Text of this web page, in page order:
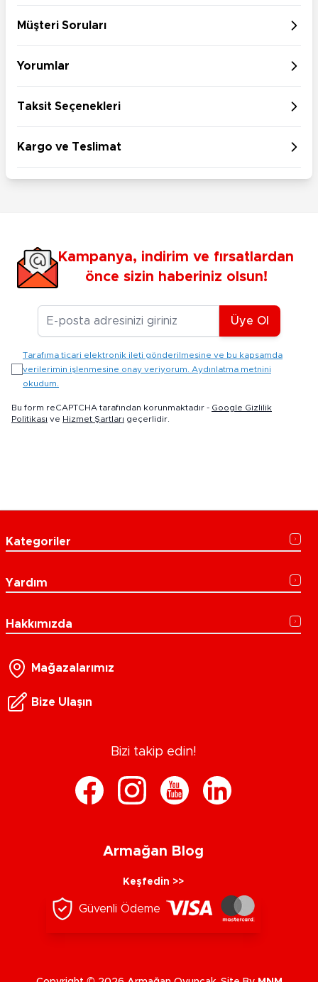
Müşteri Soruları
Yorumlar
Taksit Seçenekleri
Kargo ve Teslimat
Kampanya, indirim ve fırsatlardan
önce sizin haberiniz olsun!
E-posta Adresiniz
Üye Ol
Tarafıma ticari elektronik ileti gönderilmesine ve bu kapsamda
verilerimin işlenmesine onay veriyorum. Aydınlatma metnini
okudum.
Bu form reCAPTCHA tarafından korunmaktadır - Google Gizlilik
Politikası ve Hizmet Şartları geçerlidir.
Kategoriler
Yardım
Hakkımızda
Mağazalarımız
Bize Ulaşın
Bizi takip edin!
Armağan Blog
Keşfedin >>
Güvenli Ödeme